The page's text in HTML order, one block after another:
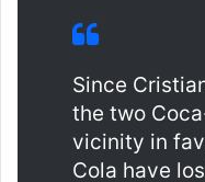
Since
the two
vicinity in
Cola have